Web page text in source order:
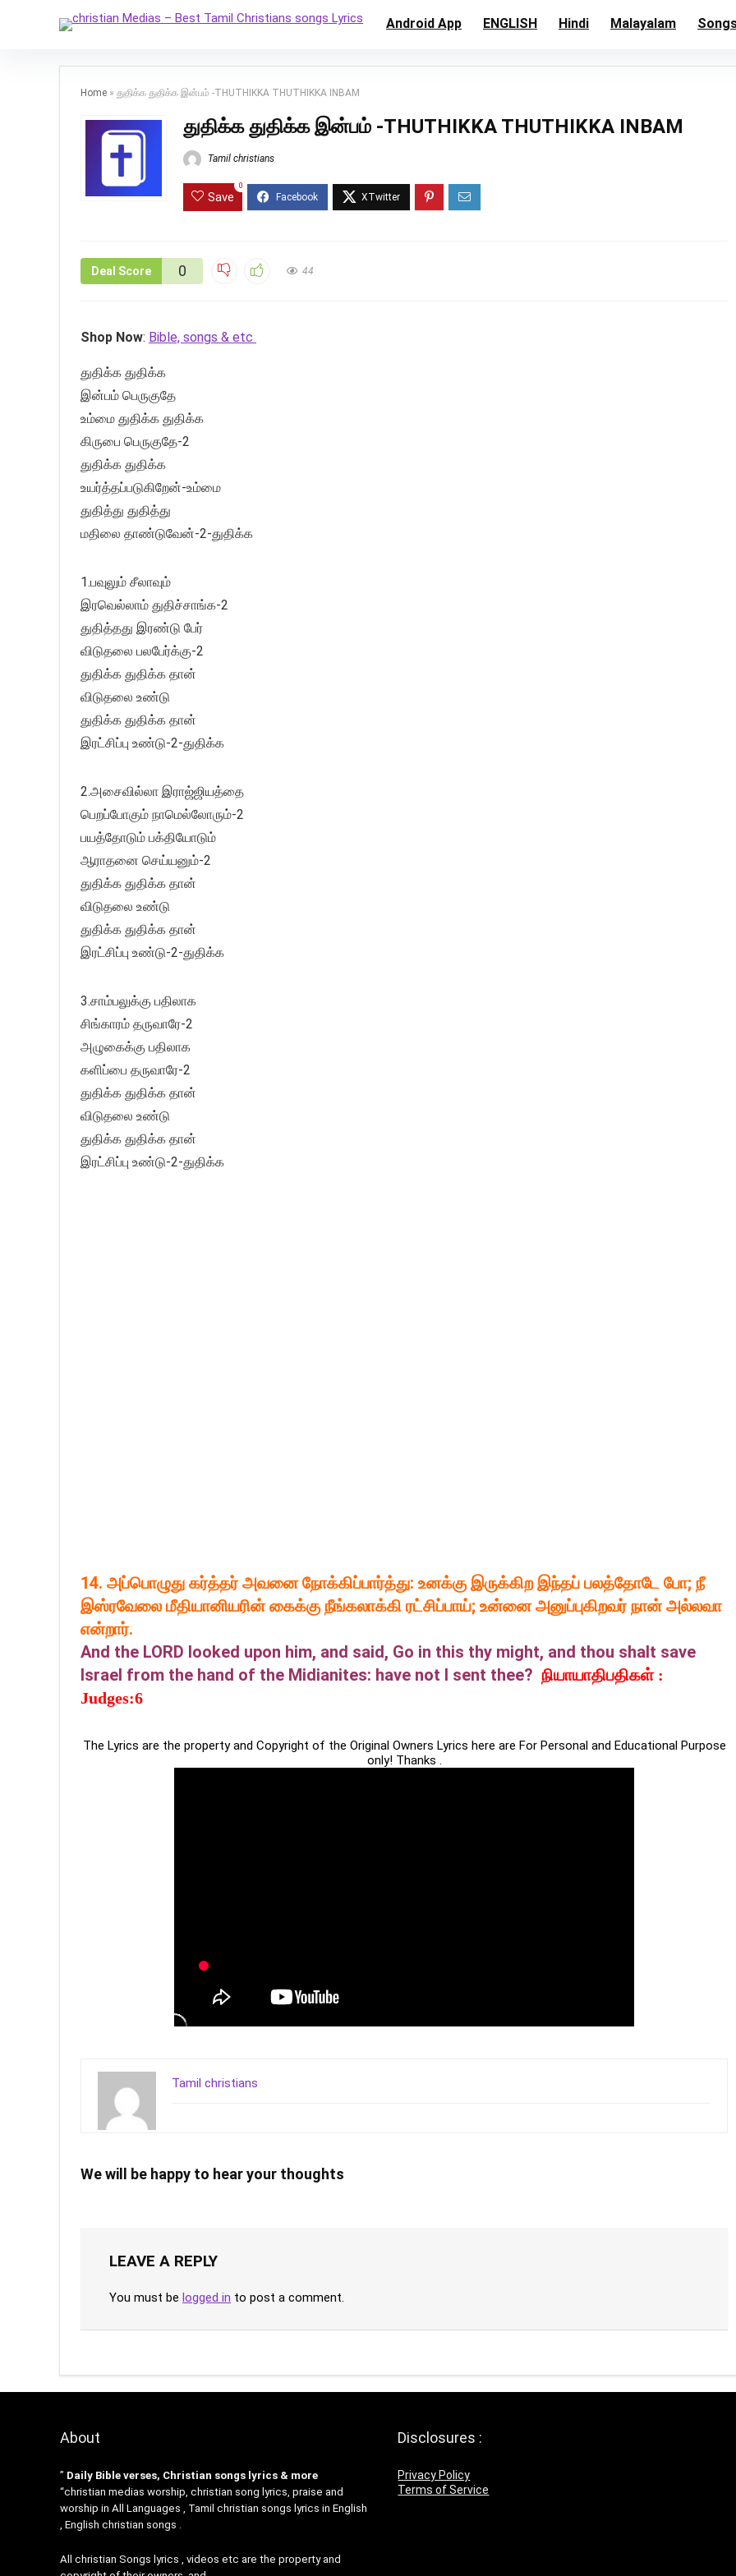
Android App ENGLISH Hindi Malayalam
Home » துதிக்க துதிக்க இன்பம் -THUTHIKKA THUTHIKKA INBAM
துதிக்க துதிக்க இன்பம் -THUTHIKKA THUTHIKKA INBAM
Tamil christians
Save
0
Deal Score 0 44
Shop Now: Bible, songs & etc
துதிக்க துதிக்க
இன்பம் பெருகுதே
உம்மை துதிக்க துதிக்க
கிருபை பெருகுதே-2
துதிக்க துதிக்க
உயர்த்தப்படுகிறேன்-உம்மை
துதித்து துதித்து
மதிலை தாண்டுவேன்-2-துதிக்க
1.பவுலும் சீலாவும்
இரவெல்லாம் துதிச்சாங்க-2
துதித்தது இரண்டு பேர்
விடுதலை பலபேர்க்கு-2
துதிக்க துதிக்க தான்
விடுதலை உண்டு
துதிக்க துதிக்க தான்
இரட்சிப்பு உண்டு-2-துதிக்க
2.அசைவில்லா இராஜ்ஜியத்தை
பெறப்போகும் நாமெல்லோரும்-2
பயத்தோடும் பக்தியோடும்
ஆராதனை செய்யனும்-2
துதிக்க துதிக்க தான்
விடுதலை உண்டு
துதிக்க துதிக்க தான்
இரட்சிப்பு உண்டு-2-துதிக்க
3.சாம்பலுக்கு பதிலாக
சிங்காரம் தருவாரே-2
அழுகைக்கு பதிலாக
களிப்பை தருவாரே-2
துதிக்க துதிக்க தான்
விடுதலை உண்டு
துதிக்க துதிக்க தான்
இரட்சிப்பு உண்டு-2-துதிக்க
14. அப்பொழுது கர்த்தர் அவனை நோக்கிப்பார்த்து: உனக்கு இருக்கிற இந்தப் பலத்தோடே போ; நீ
இஸ்ரவேலை மீதியானியரின் கைக்கு நீங்கலாக்கி ரட்சிப்பாய்; உன்னை அனுப்புகிறவர் நான் அல்லவா
என்றார்.
And the LORD looked upon him, and said, Go in this thy might, and thou shalt save
Israel from the hand of the Midianites: have not I sent thee? நியாயாதிபதிகள் :
Judges:6
The Lyrics are the property and Copyright of the Original Owners Lyrics here are For Personal and Educational Purpose
only! Thanks .
Tamil christians
We will be happy to hear your thoughts
LEAVE A REPLY
You must be logged in to post a comment.
About
” Daily Bible verses, Christian songs lyrics & more
“christian medias worship, christian song lyrics, praise and
worship in All Languages , Tamil christian songs lyrics in English
, English christian songs .
All christian Songs lyrics , videos etc are the property and
Disclosures :
Privacy Policy
Terms of Service